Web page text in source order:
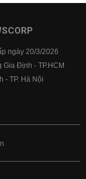
ngày 20/3/2026
Định - TP.HCM
- TP. Hà Nội